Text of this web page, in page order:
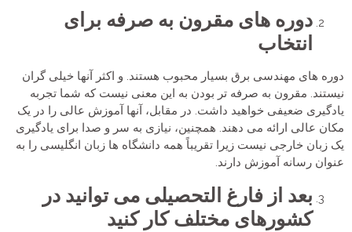
دوره های مقرون به صرفه برای
انتخاب
دوره های مهندسی برق بسیار محبوب هستند. و اکثر آنها خیلی گران
نیستند. مقرون به صرفه تر بودن به این معنی نیست که شما تجربه
یادگیری ضعیفی خواهید داشت. در مقابل، آنها آموزش عالی را در یک
مکان عالی ارائه می دهند. همچنین، نیازی به سر و صدا برای یادگیری
یک زبان خارجی نیست زیرا تقریباً همه دانشگاه ها زبان انگلیسی را به
عنوان رسانه آموزش دارند.
بعد از فارغ التحصیلی می توانید در
کشورهای مختلف کار کنید